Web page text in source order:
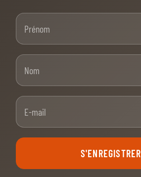
S'ENREGISTRER